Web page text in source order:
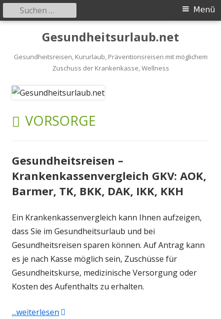
Inhalt
Gesundheitsurlaub.net
Gesundheitsreisen, Kururlaub, Präventionsreisen mit möglichem
Zuschuss der Krankenkasse, Wellness
Primäres
Menü
Suchen
nach:
SCHLAGWORT:
VORSORGE
Gesundheitsreisen –
Krankenkassenvergleich GKV: AOK,
Barmer, TK, BKK, DAK, IKK, KKH
Ein Krankenkassenvergleich kann Ihnen aufzeigen,
dass Sie im Gesundheitsurlaub und bei
Gesundheitsreisen sparen können. Auf Antrag kann
es je nach Kasse möglich sein, Zuschüsse für
Gesundheitskurse, medizinische Versorgung oder
Kosten des Aufenthalts zu erhalten.
...weiterlesen "Gesundheitsreisen –